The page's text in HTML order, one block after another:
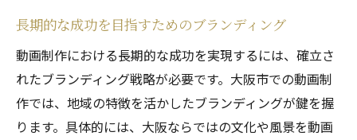
長期的な成功を目指すためのブランディング
動画制作における長期的な成功を実現するには、確立さ
れたブランディング戦略が必要です。大阪市での動画制
作では、地域の特徴を活かしたブランディングが鍵を握
ります。具体的には、大阪ならではの文化や風景を動画